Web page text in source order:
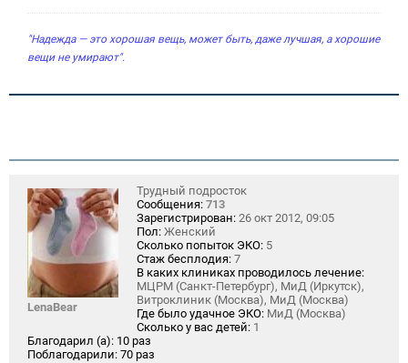
"Надежда — это хорошая вещь, может быть, даже лучшая, а хорошие
вещи не умирают".
LenaBear
Трудный подросток
Сообщения: 713
Зарегистрирован: 26 окт 2012, 09:05
Пол: Женский
Сколько попыток ЭКО: 5
Стаж бесплодия: 7
В каких клиниках проводилось лечение:
МЦРМ (Санкт-Петербург), МиД (Иркутск),
Витроклиник (Москва), МиД (Москва)
Где было удачное ЭКО: МиД (Москва)
Сколько у вас детей: 1
Благодарил (а): 10 раз
Поблагодарили: 70 раз